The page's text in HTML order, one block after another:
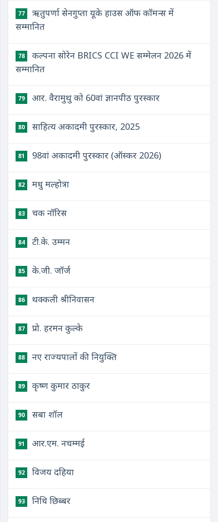
77
ऋतुपर्णा सेनगुप्ता यूके हाउस ऑफ कॉमन्स में
सम्मानित
78
कल्पना सोरेन BRICS CCI WE सम्मेलन 2026 में
सम्मानित
79 आर. वैरामुथु को 60वां ज्ञानपीठ पुरस्कार
80 साहित्य अकादमी पुरस्कार, 2025
81 98वां अकादमी पुरस्कार (ऑस्कर 2026)
82 मधु मल्होत्रा
83 चक नॉरिस
84 टी.के. उम्मन
85 के.जी. जॉर्ज
86 थक्कली श्रीनिवासन
87 प्रो. हरमन कुल्के
88 नए राज्यपालों की नियुक्ति
89 कृष्ण कुमार ठाकुर
90 सबा शॉल
91 आर.एम. नचम्मई
92 विजय दहिया
93 निधि छिब्बर